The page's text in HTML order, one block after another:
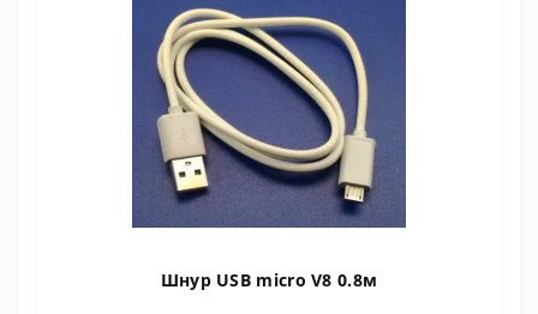
Шнур USB micro V8 0.8м